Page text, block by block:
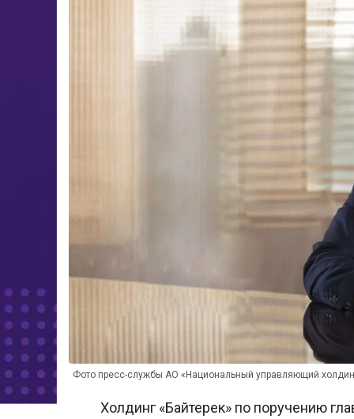
Фото пресс-службы АО «Национальный управляющий
Холдинг «Байтерек» по поручению